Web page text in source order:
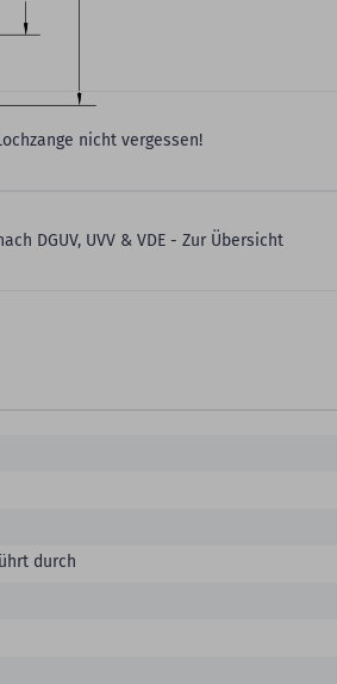
nicht vergessen!
DGUV, UVV & VDE - Zur Übersicht
durch